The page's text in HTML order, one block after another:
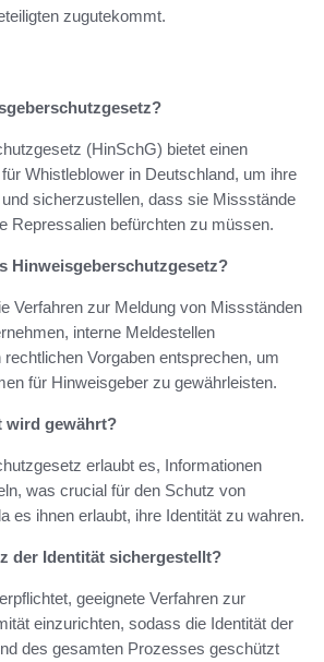
zugutekommt.
(HinSchG) bietet einen
Whistleblower in Deutschland, um ihre
sicherzustellen, dass sie Missstände
Repressalien befürchten zu müssen.
Hinweisgeberschutzgesetz?
Verfahren zur Meldung von Missständen
interne Meldestellen
Vorgaben entsprechen, um
für Hinweisgeber zu gewährleisten.
wird gewährt?
erlaubt es, Informationen
was crucial für den Schutz von
es ihnen erlaubt, ihre Identität zu wahren.
der Identität sichergestellt?
geeignete Verfahren zur
einzurichten, sodass die Identität der
des gesamten Prozesses geschützt